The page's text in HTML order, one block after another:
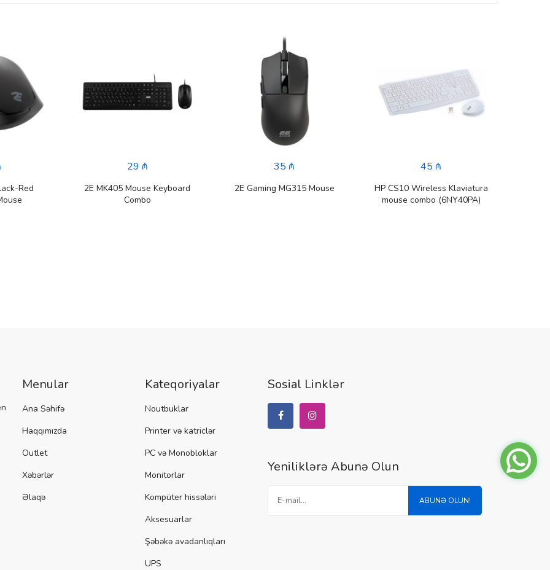
Red
29 ₼
2E MK405 Mouse Keyboard
Combo
35 ₼
2E Gaming MG315 Mouse
45 ₼
HP CS10 Wireless Klaviatura
mouse combo (6NY40PA)
Menular
Ana Səhifə
Haqqımızda
Outlet
Xəbərlər
Əlaqə
Kateqoriyalar
Noutbuklar
Printer və katriclər
PC və Monobloklar
Monitorlar
Kompüter hissələri
Aksesuarlar
Şəbəkə avadanlıqları
UPS
Sosial Linklər
Yeniliklərə Abunə Olun
ABUNƏ OLUN!